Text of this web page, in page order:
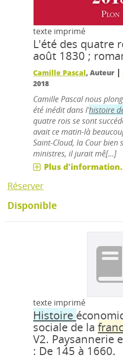
texte imprimé
L'été des quatre
août 1830 ;
Camille Pascal, Auteur |
2018
Camille Pascal nous
été inédit dans l'histoire
quatre rois se sont
avait ce matin-là
Saint-Cloud, la Cour bien
ministres, il jurait mê[...]
Plus
Réserver
Disponible
texte imprimé
Histoire
sociale de la
V2. Paysannerie
: De 145 à 1660.